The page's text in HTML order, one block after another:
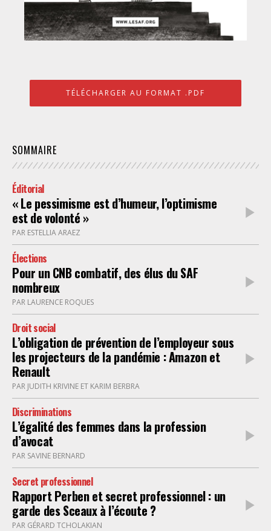
TÉLÉCHARGER AU FORMAT .PDF
SOMMAIRE
Éditorial
« Le pessimisme est d’humeur, l’optimisme
est de volonté »
PAR ESTELLIA ARAEZ
Élections
Pour un CNB combatif, des élus du SAF
nombreux
PAR LAURENCE ROQUES
Droit social
L’obligation de prévention de l’employeur sous
les projecteurs de la pandémie : Amazon et
Renault
PAR JUDITH KRIVINE ET KARIM BERBRA
Discriminations
L’égalité des femmes dans la profession
d’avocat
PAR SAVINE BERNARD
Secret professionnel
Rapport Perben et secret professionnel : un
garde des Sceaux à l’écoute ?
PAR GÉRARD TCHOLAKIAN